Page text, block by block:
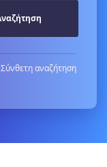
Σύνθετη αναζήτηση